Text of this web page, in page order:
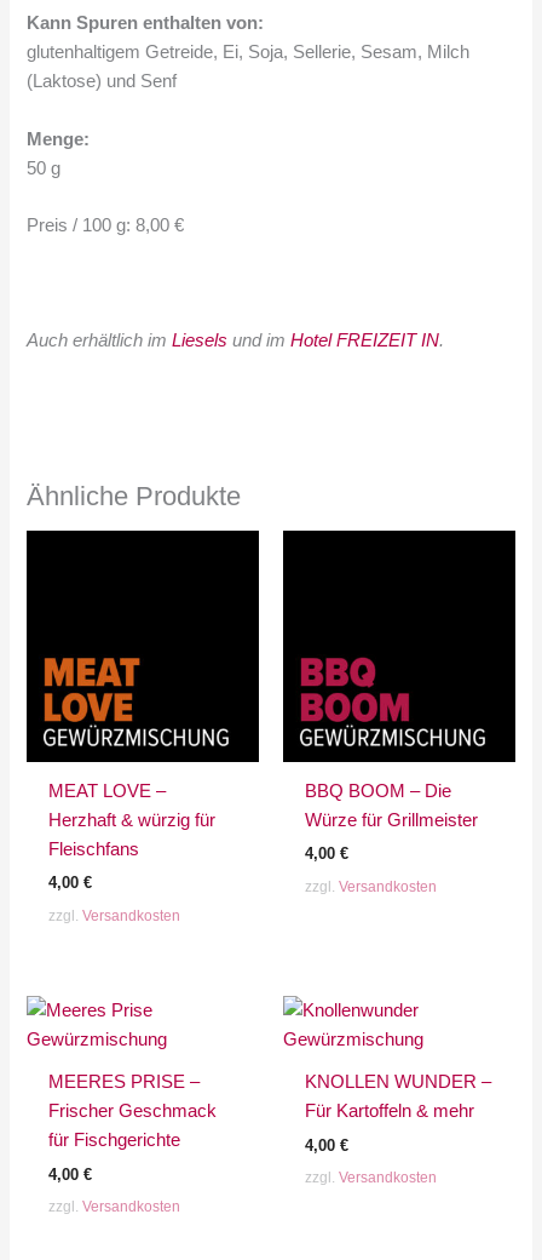
Kann Spuren enthalten von:
glutenhaltigem Getreide, Ei, Soja, Sellerie, Sesam, Milch
(Laktose) und Senf
Menge:
50 g
Preis / 100 g: 8,00 €
Auch erhältlich imLiesels und imHotel FREIZEIT IN.
Ähnliche Produkte
MEAT LOVE –
Herzhaft & würzig für
Fleischfans
4,00 €
zzgl. Versandkosten
BBQ BOOM – Die
Würze für Grillmeister
4,00 €
zzgl. Versandkosten
MEERES PRISE –
Frischer Geschmack
für Fischgerichte
4,00 €
zzgl. Versandkosten
KNOLLEN WUNDER –
Für Kartoffeln & mehr
4,00 €
zzgl. Versandkosten